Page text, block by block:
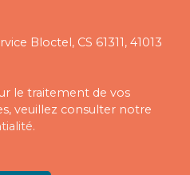
Bloctel, CS 61311, 41013
le traitement de vos
veuillez consulter notre
.